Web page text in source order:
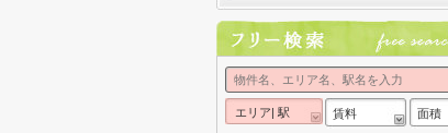
エリア| 駅 賃料 面積